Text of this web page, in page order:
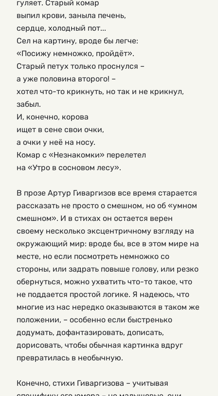
гуляет. Старый комар
выпил крови, заныла печень,
сердце, холодный пот...
Сел на картину, вроде бы легче:
«Посижу немножко, пройдёт».
Старый петух только проснулся –
а уже половина второго! –
хотел что-то крикнуть, но так и не крикнул,
забыл.
И, конечно, корова
ищет в сене свои очки,
а очки у неё на носу.
Комар с «Незнакомки» перелетел
на «Утро в сосновом лесу».
В прозе Артур Гиваргизов все время старается
рассказать не просто о смешном, но об «умном
смешном». И в стихах он остается верен
своему несколько эксцентричному взгляду на
окружающий мир: вроде бы, все в этом мире на
месте, но если посмотреть немножко со
стороны, или задрать повыше голову, или резко
обернуться, можно ухватить что-то такое, что
не поддается простой логике. Я надеюсь, что
многие из нас нередко оказываются в таком же
положении, – особенно если быстренько
додумать, дофантазировать, дописать,
дорисовать, чтобы обычная картинка вдруг
превратилась в необычную.
Конечно, стихи Гиваргизова – учитывая